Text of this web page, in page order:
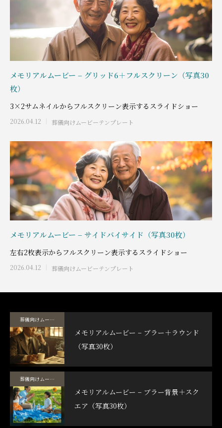
メモリアルムービー – グリッド6＋フルスクリーン（写真30
枚）
3×2サムネイルからフルスクリーン表示するスライドショー
2026.04.12 葬儀向けムービーテンプレート
メモリアルムービー – サイドバイサイド（写真30枚）
左右2枚表示からフルスクリーン表示するスライドショー
2026.04.12 葬儀向けムービーテンプレート
葬儀向けムービーテンプレート
メモリアルムービー – ブラー＋ラウンド
（写真30枚）
葬儀向けムービーテンプレート
メモリアルムービー – ブラー背景＋スク
エア（写真30枚）